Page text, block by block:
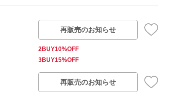
再販売のお知らせ
2BUY10%OFF
3BUY15%OFF
再販売のお知らせ